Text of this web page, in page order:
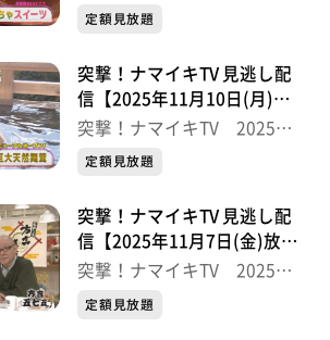
半
定額見放題
突撃！ナマイキTV 見逃し配
信【2025年11月10日(月)放
送分】
突撃！ナマイキTV 2025後
半
定額見放題
突撃！ナマイキTV 見逃し配
信【2025年11月7日(金)放送
分】
突撃！ナマイキTV 2025後
半
定額見放題